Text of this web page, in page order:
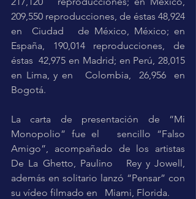
209,550 reproducciones, de éstas 48,924
en  Ciudad   de México, México; en
España, 190,014 reproducciones, de
éstas  42,975 en Madrid; en Perú, 28,015
en Lima, y en   Colombia,  26,956  en
Bogotá.
La carta de presentación de “Mi
Monopolio” fue el   sencillo “Falso
Amigo”, acompañado de los artistas
De La Ghetto, Paulino   Rey y Jowell,
además en solitario lanzó “Pensar” con
su vídeo filmado en   Miami, Florida.